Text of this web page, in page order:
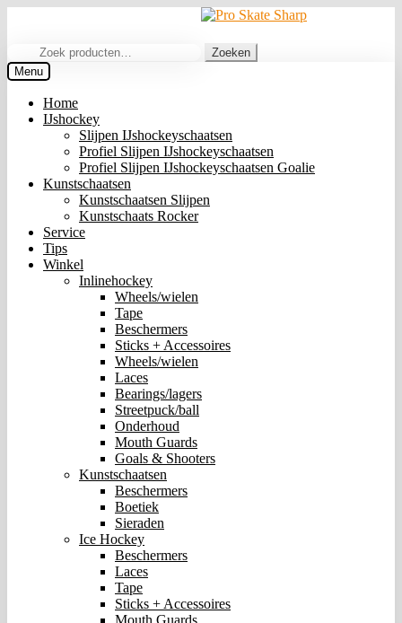
navigatie
inhoud
Zoeken
naar:
Zoeken
Menu
Home
IJshockey
Slijpen IJshockeyschaatsen
Profiel Slijpen IJshockeyschaatsen
Profiel Slijpen IJshockeyschaatsen Goalie
Kunstschaatsen
Kunstschaatsen Slijpen
Kunstschaats Rocker
Service
Tips
Winkel
Inlinehockey
Wheels/wielen
Tape
Beschermers
Sticks + Accessoires
Wheels/wielen
Laces
Bearings/lagers
Streetpuck/ball
Onderhoud
Mouth Guards
Goals & Shooters
Kunstschaatsen
Beschermers
Boetiek
Sieraden
Ice Hockey
Beschermers
Laces
Tape
Sticks + Accessoires
Mouth Guards